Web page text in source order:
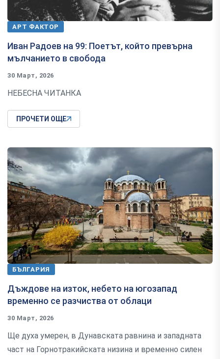
АРТ ФАКТОР
Иван Радоев на 99: Поетът, който превърна
мълчанието в свобода
30 Март, 2026
НЕБЕСНА ЧИТАНКА
ПРОЧЕТИ ОЩЕ
БЪЛГАРИЯ
Дъждове на изток, небето на югозапад
временно се разчиства от облаци
30 Март, 2026
Ще духа умерен, в Дунавската равнина и западната
част на Горнотракийската низина и временно силен